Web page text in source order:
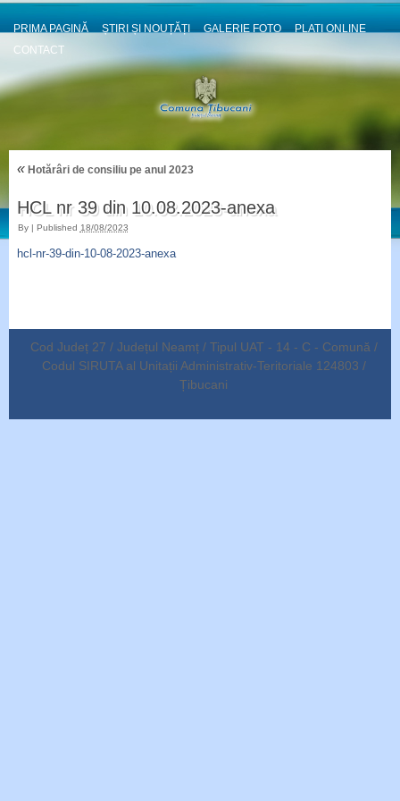
PRIMA PAGINĂ ȘTIRI ȘI NOUȚĂȚI GALERIE FOTO
PLATI ONLINE
CONTACT
«Hotărâri de consiliu pe anul 2023
HCL nr 39 din 10.08.2023-anexa
By | Published 18/08/2023
hcl-nr-39-din-10-08-2023-anexa
Cod Județ 27 / Județul Neamț / Tipul UAT - 14 - C - Comună /
Codul SIRUTA al Unitații Administrativ-Teritoriale 124803 /
Țibucani